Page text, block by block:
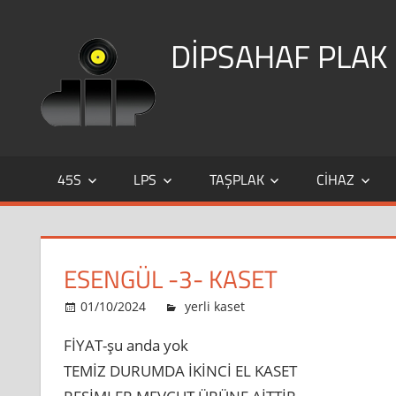
DİPSAHAF PLAK
DİPSAHAF
45S LPS TAŞPLAK CIHAZ
ESENGÜL -3- KASET
01/10/2024 dipsahaf
yerli kaset
için
FİYAT-şu anda yok
TEMİZ DURUMDA İKİNCİ EL KASET